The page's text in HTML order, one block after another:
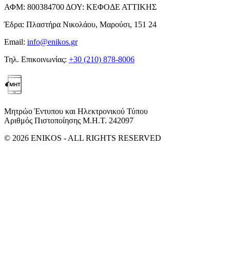
ΑΦΜ: 800384700 ΔΟΥ: ΚΕΦΟΔΕ ΑΤΤΙΚΗΣ
Έδρα: Πλαστήρα Νικολάου, Μαρούσι, 151 24
Email: info@enikos.gr
Τηλ. Επικοινωνίας: +30 (210) 878-8006
Μητρώο Έντυπου και Ηλεκτρονικού Τύπου
Αριθμός Πιστοποίησης Μ.Η.Τ. 242097
© 2026 ENIKOS - ALL RIGHTS RESERVED